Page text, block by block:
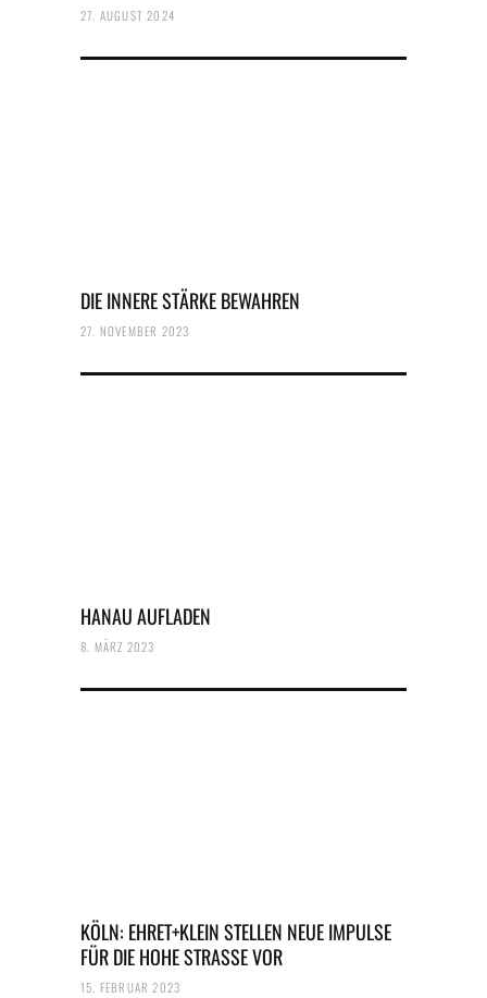
27. AUGUST 2024
DIE INNERE STÄRKE BEWAHREN
27. NOVEMBER 2023
HANAU AUFLADEN
8. MÄRZ 2023
KÖLN: EHRET+KLEIN STELLEN NEUE IMPULSE
FÜR DIE HOHE STRASSE VOR
15. FEBRUAR 2023